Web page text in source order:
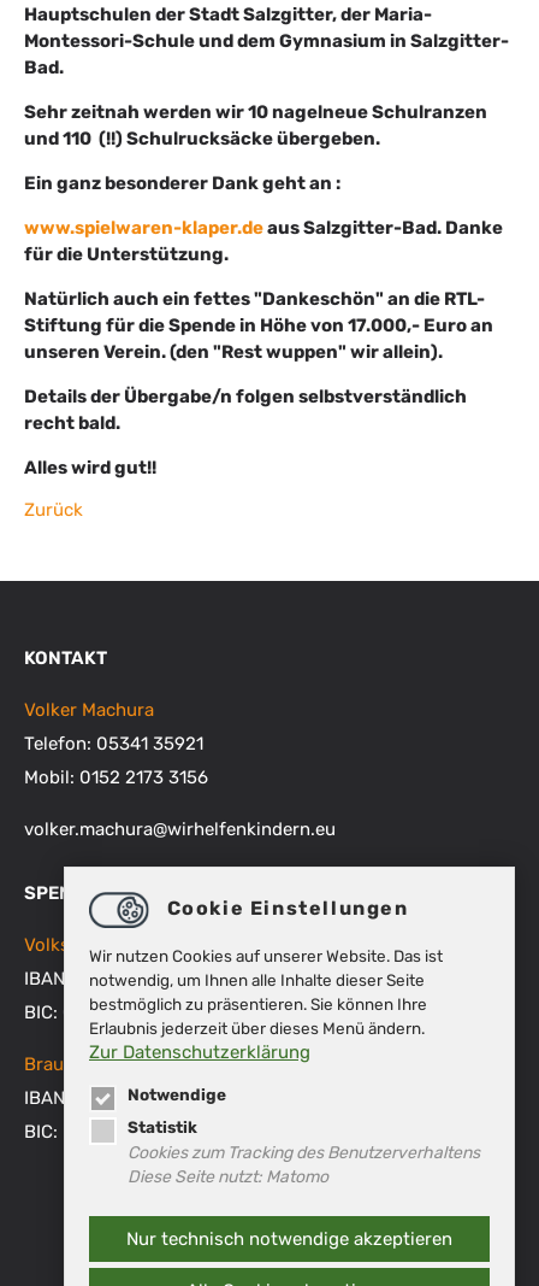
Hauptschulen der Stadt Salzgitter, der Maria-
Montessori-Schule und dem Gymnasium in Salzgitter-
Bad.
Sehr zeitnah werden wir 10 nagelneue Schulranzen
und 110 (!!) Schulrucksäcke übergeben.
Ein ganz besonderer Dank geht an :
www.spielwaren-klaper.deaus Salzgitter-Bad. Danke
für die Unterstützung.
Natürlich auch ein fettes "Dankeschön" an die RTL-
Stiftung für die Spende in Höhe von 17.000,- Euro an
unseren Verein. (den "Rest wuppen" wir allein).
Details der Übergabe/n folgen selbstverständlich
recht bald.
Alles wird gut!!
Zurück
KONTAKT
Volker Machura
Telefon: 05341 35921
Mobil: 0152 2173 3156
volker.machura@wirhelfenkindern.eu
SPENDENKONTEN
Volksbank BRAWO
IBAN: DE48 2699 1066 1512 9270 00
BIC: GENODEF1WOB
Braunschweigische Landessparkasse
IBAN: DE53 2505 0000 0151 8007 45
BIC: NOLADE2HXXX
Cookie Einstellungen
Wir nutzen Cookies auf unserer Website. Das ist
notwendig, um Ihnen alle Inhalte dieser Seite
bestmöglich zu präsentieren. Sie können Ihre
Erlaubnis jederzeit über dieses Menü ändern.
Zur Datenschutzerklärung
Notwendige
Statistik
Cookies zum Tracking des Benutzerverhaltens
Diese Seite nutzt: Matomo
Nur technisch notwendige akzeptieren